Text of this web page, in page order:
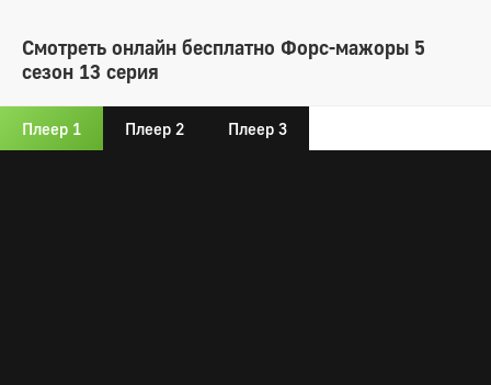
Смотреть онлайн бесплатно Форс-мажоры 5
сезон 13 серия
Плеер 1 Плеер 2 Плеер 3